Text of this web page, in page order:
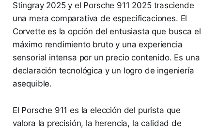
Stingray 2025 y el Porsche 911 2025 trasciende
una mera comparativa de especificaciones. El
Corvette es la opción del entusiasta que busca el
máximo rendimiento bruto y una experiencia
sensorial intensa por un precio contenido. Es una
declaración tecnológica y un logro de ingeniería
asequible.
El Porsche 911 es la elección del purista que
valora la precisión, la herencia, la calidad de